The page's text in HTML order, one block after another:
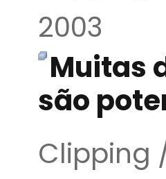
2003
Muitas
são
Clipping